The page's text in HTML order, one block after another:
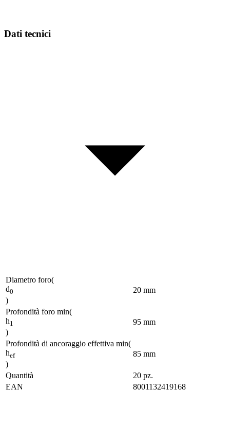
Dati tecnici
Diametro foro(
d0
)
20 mm
Profondità foro min(
h1
)
95 mm
Profondità di ancoraggio effettiva min(
hef
)
85 mm
Quantità 20 pz.
EAN
8001132419168